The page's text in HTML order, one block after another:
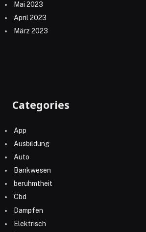
Mai 2023
April 2023
März 2023
Categories
App
Ausbildung
Auto
Bankwesen
beruhmtheit
Cbd
Dampfen
Elektrisch